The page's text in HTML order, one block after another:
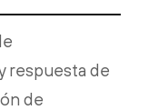
respuesta de
de